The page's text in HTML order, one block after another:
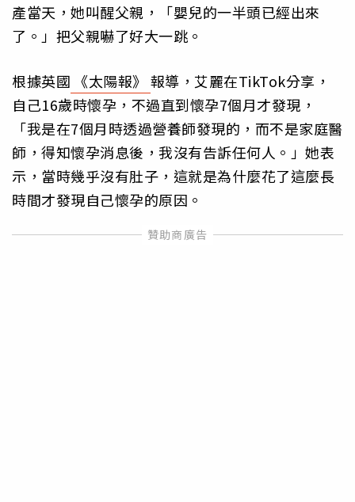
產當天，她叫醒父親，「嬰兒的一半頭已經出來
了。」把父親嚇了好大一跳。
根據英國 《太陽報》 報導，艾麗在TikTok分享，
自己16歲時懷孕，不過直到懷孕7個月才發現，
「我是在7個月時透過營養師發現的，而不是家庭醫
師，得知懷孕消息後，我沒有告訴任何人。」她表
示，當時幾乎沒有肚子，這就是為什麼花了這麼長
時間才發現自己懷孕的原因。